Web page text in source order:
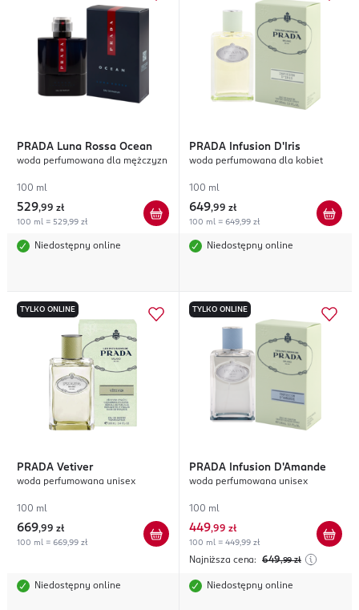
PRADA Luna Rossa Ocean
woda perfumowana dla mężczyzn
100 ml
529,99 zł
100 ml = 529,99 zł
Niedostępny online
PRADA Infusion D'Iris
woda perfumowana dla kobiet
100 ml
649,99 zł
100 ml = 649,99 zł
Niedostępny online
TYLKO ONLINE
PRADA Vetiver
woda perfumowana unisex
100 ml
669,99 zł
100 ml = 669,99 zł
Niedostępny online
TYLKO ONLINE
PRADA Infusion D'Amande
woda perfumowana unisex
100 ml
449,99 zł
100 ml = 449,99 zł
Najniższa cena: 649,99 zł
Niedostępny online